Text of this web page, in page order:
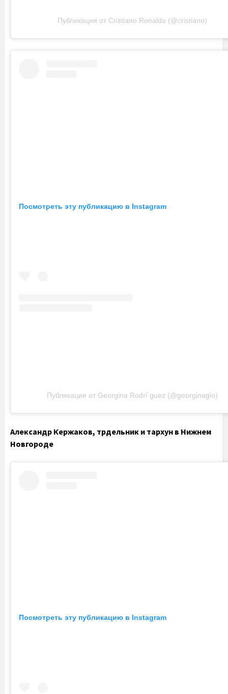
Публикация от Cristiano Ronaldo (@cristiano)
Посмотреть эту публикацию в Instagram
Публикация от Georgina Rodri`guez (@georginagio)
Александр Кержаков, трдельник и тархун в Нижнем
Новгороде
Посмотреть эту публикацию в Instagram